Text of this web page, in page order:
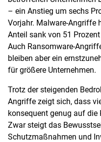
– ein Anstieg um sechs
Vorjahr. Malware-Angriffe
Anteil sank von 51
Auch Ransomware-
bleiben aber ein
für größere Unternehmen.
Trotz der steigenden
Angriffe zeigt sich, dass
konsequent genug auf die
Zwar steigt das
Schutzmaßnahmen und